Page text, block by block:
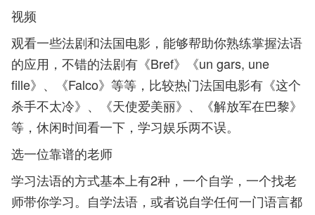
视频
观看一些法剧和法国电影，能够帮助你熟练掌握法语
的应用，不错的法剧有《Bref》《un gars, une
fille》、《Falco》等等，比较热门法国电影有《这个
杀手不太冷》、《天使爱美丽》、《解放军在巴黎》
等，休闲时间看一下，学习娱乐两不误。
选一位靠谱的老师
学习法语的方式基本上有2种，一个自学，一个找老
师带你学习。自学法语，或者说自学任何一门语言都